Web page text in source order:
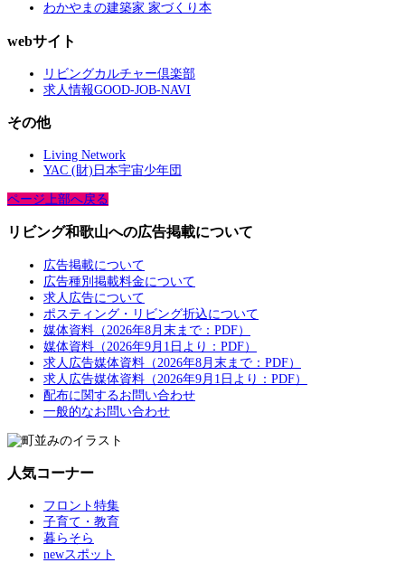
わかやまの建築家 家づくり本
webサイト
リビングカルチャー倶楽部
求人情報GOOD-JOB-NAVI
その他
Living Network
YAC (財)日本宇宙少年団
ページ上部へ戻る
リビング和歌山への広告掲載について
広告掲載について
広告種別掲載料金について
求人広告について
ポスティング・リビング折込について
媒体資料（2026年8月末まで：PDF）
媒体資料（2026年9月1日より：PDF）
求人広告媒体資料（2026年8月末まで：PDF）
求人広告媒体資料（2026年9月1日より：PDF）
配布に関するお問い合わせ
一般的なお問い合わせ
人気コーナー
フロント特集
子育て・教育
暮らそら
newスポット